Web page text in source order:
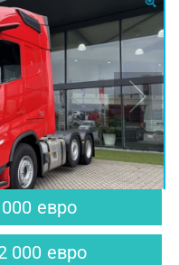
евро
000 евро